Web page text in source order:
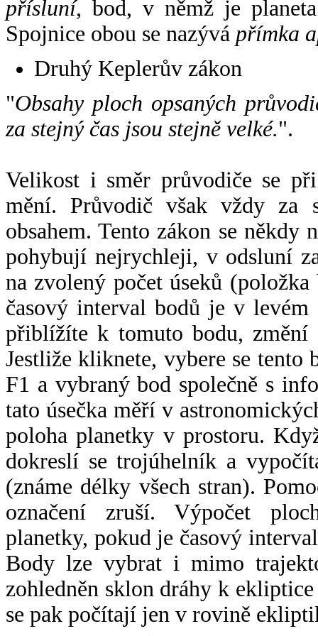
přísluní, bod, v němž je
Spojnice obou se nazývá přímka
Druhý Keplerův zákon
"Obsahy ploch opsaných
za stejný čas jsou stejně velké.".
Velikost i směr průvodiče se
mění. Průvodič však vždy za
obsahem. Tento zákon se někdy
pohybují nejrychleji, v odsluní
na zvolený počet úseků
časový interval bodů je v
přiblížíte k tomuto bodu,
Jestliže kliknete, vybere se tento
F1 a vybraný bod společně s
tato úsečka měří v
poloha planetky v prostoru.
dokreslí se trojúhelník a
(známe délky všech stran).
označení zruší. Výpočet
planetky, pokud je časový
Body lze vybrat i mimo
zohledněn sklon dráhy k
se pak počítají jen v rovině